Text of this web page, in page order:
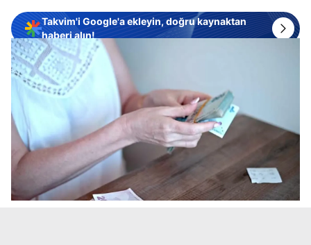
Takvim'i Google'a ekleyin, doğru kaynaktan
haberi alın!